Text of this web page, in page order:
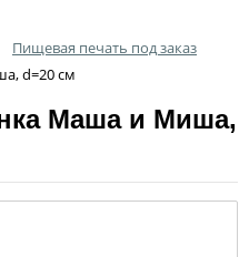
Пищевая печать под заказ
d=20 см
Маша и Миша,